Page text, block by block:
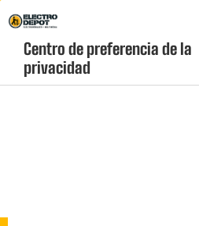
Menú
Centro de preferencia de la
privacidad